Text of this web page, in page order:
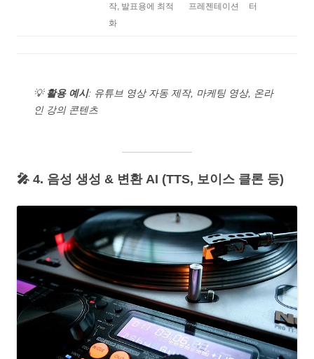
작, 발표용에 최적
화
프레젠테이션
터
💡 활용 예시: 유튜브 영상 자동 제작, 마케팅 영상, 온라
인 강의 콘텐츠
🎤 4. 음성 생성 & 변환 AI (TTS, 보이스 클론 등)